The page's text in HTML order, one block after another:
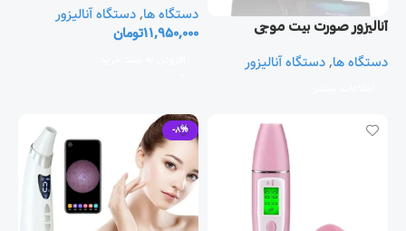
آنالیزور صورت بیت موجی
دستگاه ها,دستگاه آنالیزور
دستگاه ها,دستگاه آنالیزور
11,950,000تومان
-8%